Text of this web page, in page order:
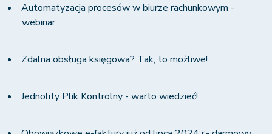
Automatyzacja procesów w biurze rachunkowym -
webinar
Zdalna obsługa księgowa? Tak, to możliwe!
Jednolity Plik Kontrolny - warto wiedzieć!